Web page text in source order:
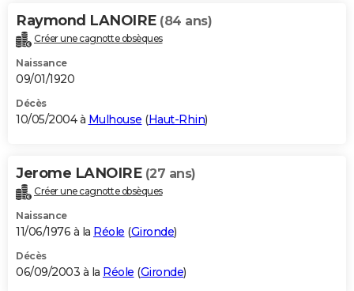
Raymond LANOIRE (84 ans)
Créer une cagnotte obsèques
Naissance
09/01/1920
Décès
10/05/2004 à Mulhouse (Haut-Rhin)
Jerome LANOIRE (27 ans)
Créer une cagnotte obsèques
Naissance
11/06/1976 à la Réole (Gironde)
Décès
06/09/2003 à la Réole (Gironde)